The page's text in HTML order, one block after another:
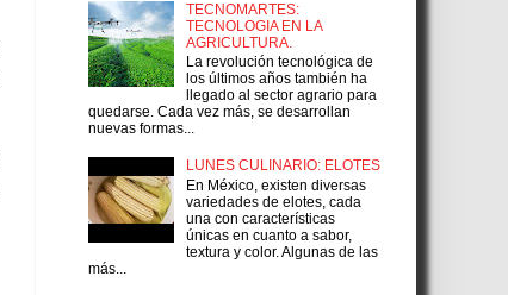
TECNOMARTES:
TECNOLOGIA EN LA
AGRICULTURA.
La revolución tecnológica de
los últimos años también ha
llegado al sector agrario para
quedarse. Cada vez más, se desarrollan
nuevas formas...
LUNES CULINARIO: ELOTES
En México, existen diversas
variedades de elotes, cada
una con características
únicas en cuanto a sabor,
textura y color. Algunas de las
más...